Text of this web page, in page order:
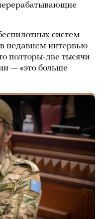
систем
недавнем интервью
полторы-две тысячи
— «это больше